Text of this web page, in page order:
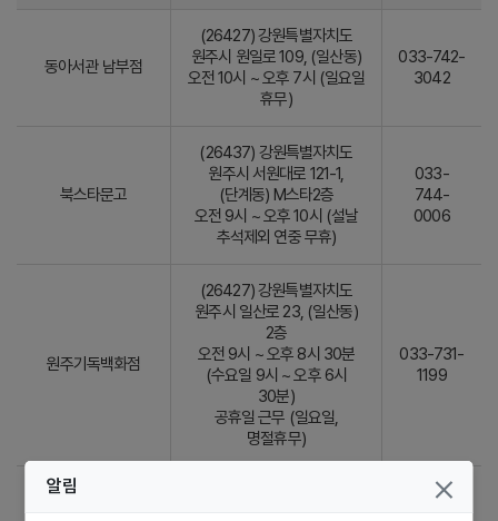
동아서관 남부점
(26427) 강원특별자치도
원주시 원일로 109, (일산동)
오전 10시 ~ 오후 7시 (일요일
휴무)
033-742-
3042
북스타문고
(26437) 강원특별자치도
원주시 서원대로 121-1,
(단계동) M스타2층
오전 9시 ~ 오후 10시 (설날
추석제외 연중 무휴)
033-
744-
0006
원주기독백화점
(26427) 강원특별자치도
원주시 일산로 23, (일산동)
2층
오전 9시 ~ 오후 8시 30분
(수요일 9시 ~ 오후 6시
30분)
공휴일 근무 (일요일,
명절휴무)
033-731-
1199
알림